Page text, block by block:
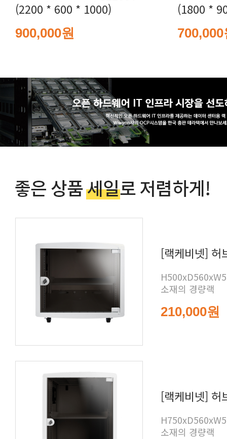
(2200 * 600 * 1000)
900,000원
(1800 *
700,000
[랙케비넷] 허
소재의 경량랙
210,000원
[랙케비넷] 허
소재의 경량랙